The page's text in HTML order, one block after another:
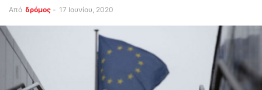
Από δρόμος - 17 Ιουνίου, 2020